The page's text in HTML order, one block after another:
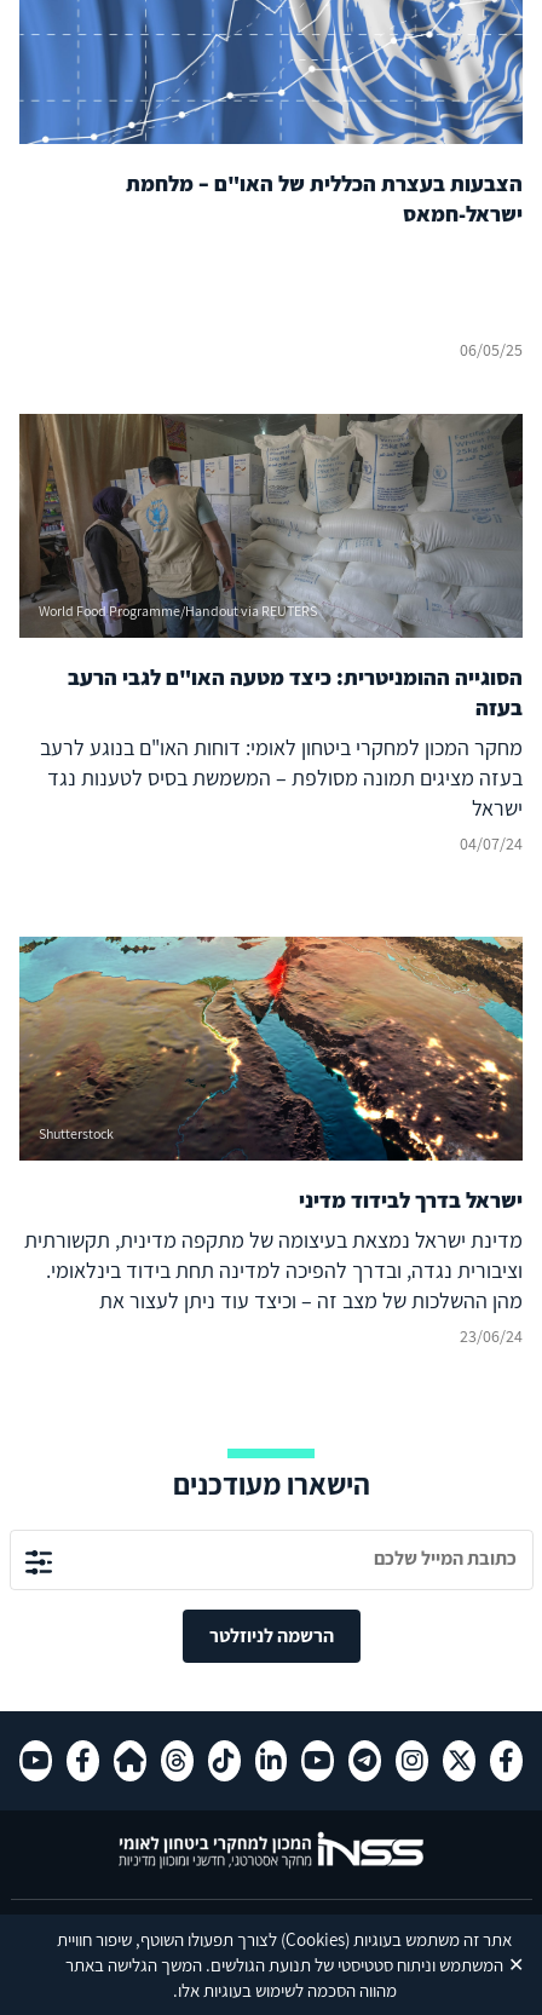
אתר זה משתמש בעוגיות(Cookies) לצורך תפעולו השוטף, שיפור חוויית
המשתמש וניתוח סטטיסטי של תנועת הגולשים. המשך הגלישה באתר
מהווה הסכמה לשימוש בעוגיות אלו.
✕
הצבעות בעצרת הכללית של האו"ם – מלחמת
ישראל-חמאס​
06/05/25
World Food Programme/Handout via REUTERS
הסוגייה ההומניטרית: כיצד מטעה האו"ם לגבי הרעב
בעזה
מחקר המכון למחקרי ביטחון לאומי: דוחות האו"ם בנוגע לרעב
בעזה מציגים תמונה מסולפת – המשמשת בסיס לטענות נגד
ישראל
04/07/24
Shutterstock
ישראל בדרך לבידוד מדיני
מדינת ישראל נמצאת בעיצומה של מתקפה מדינית, תקשורתית
וציבורית נגדה, ובדרך להפיכה למדינה תחת בידוד בינלאומי.
מהן ההשלכות של מצב זה – וכיצד עוד ניתן לעצור את
ההידרדרות המסוכנת?
23/06/24
הישארו מעודכנים
הרשמה לניוזלטר
פותח על ידי דעת
מקבוצת יעל.
הצהרת נגישות